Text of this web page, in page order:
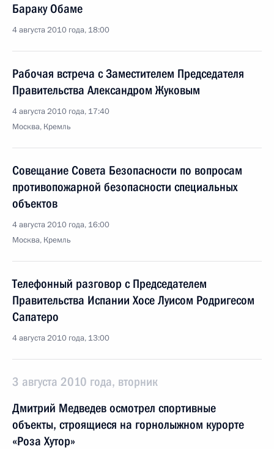
Бараку Обаме
4 августа 2010 года, 18:00
Рабочая встреча с Заместителем Председателя
Правительства Александром Жуковым
4 августа 2010 года, 17:40
Москва, Кремль
Совещание Совета Безопасности по вопросам
противопожарной безопасности специальных
объектов
4 августа 2010 года, 16:00
Москва, Кремль
Телефонный разговор с Председателем
Правительства Испании Хосе Луисом Родригесом
Сапатеро
4 августа 2010 года, 13:00
3 августа 2010 года, вторник
Дмитрий Медведев осмотрел спортивные
объекты, строящиеся на горнолыжном курорте
«Роза Хутор»